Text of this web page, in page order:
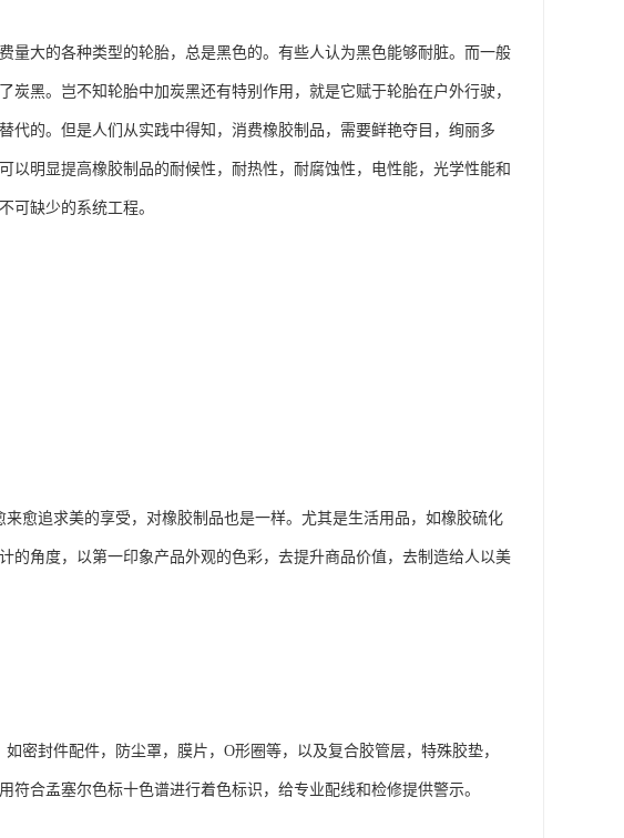
量大的各种类型的轮胎，总是黑色的。有些人认为黑色能够耐脏。而一般
黑。岂不知轮胎中加炭黑还有特别作用，就是它赋于轮胎在户外行驶，
的。但是人们从实践中得知，消费橡胶制品，需要鲜艳夺目，绚丽多
明显提高橡胶制品的耐候性，耐热性，耐腐蚀性，电性能，光学性能和
可缺少的系统工程。
愈追求美的享受，对橡胶制品也是一样。尤其是生活用品，如橡胶硫化
角度，以第一印象产品外观的色彩，去提升商品价值，去制造给人以美
密封件配件，防尘罩，膜片，O形圈等，以及复合胶管层，特殊胶垫，
合孟塞尔色标十色谱进行着色标识，给专业配线和检修提供警示。